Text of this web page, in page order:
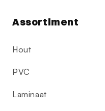
Assortiment
Hout
PVC
Laminaat